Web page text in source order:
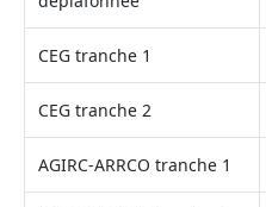
CEG tranche 1
CEG tranche 2
AGIRC-ARRCO tranche 1